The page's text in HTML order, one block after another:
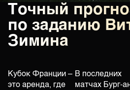
Точный
по заданию
Зимина
Кубок Франции –
это аренда, где
В последних
матчах Бург-